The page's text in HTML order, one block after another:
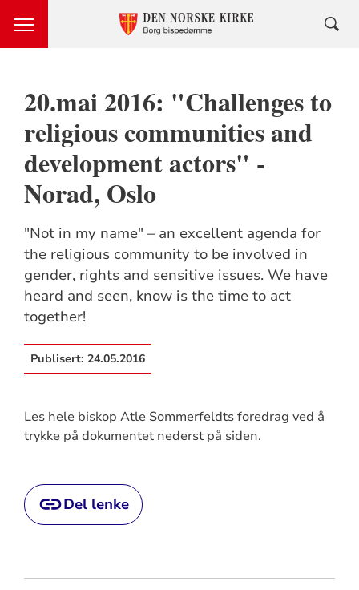
20.mai 2016: "Challenges to
religious communities and
development actors" -
Norad, Oslo
"Not in my name" – an excellent agenda for
the religious community to be involved in
gender, rights and sensitive issues. We have
heard and seen, know is the time to act
together!
Publisert: 24.05.2016
Les hele biskop Atle Sommerfeldts foredrag ved å
trykke på dokumentet nederst på siden.
Del lenke